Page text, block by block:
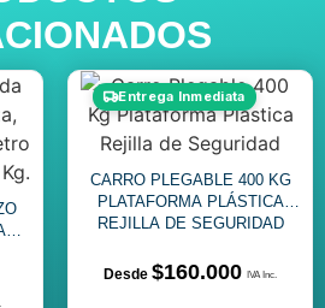
Entrega Inmediata
CARRO PLEGABLE 400 KG
PLATAFORMA PLÁSTICA
REJILLA DE SEGURIDAD
$160.000